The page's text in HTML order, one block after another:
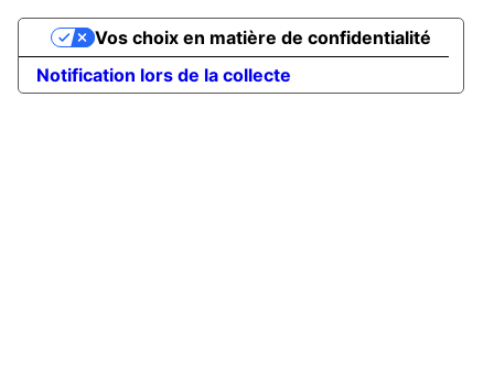
Notification lors de la collecte
Vos choix en matière de confidentialité